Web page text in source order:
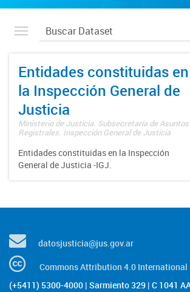
Entidades constituidas en
la Inspección General de
Justicia
Ministerio de Justicia. Subsecretaría de Asuntos
Registrales. Inspección General de Justicia
Entidades constituidas en la Inspección
General de Justicia -IGJ.
datosjusticia@jus.gov.ar
Commons Attribution 4.0 International
(+5411) 5300-4000 | Sarmiento 329 | C 1041